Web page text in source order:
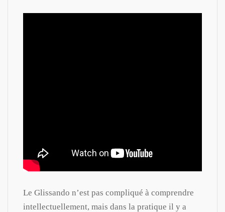
Le Glissando n’est pas compliqué à comprendre
intellectuellement, mais dans la pratique il y a